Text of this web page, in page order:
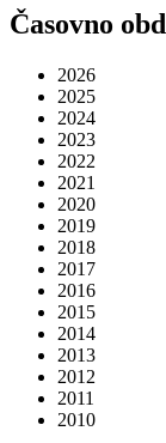
Časovno
2026
2025
2024
2023
2022
2021
2020
2019
2018
2017
2016
2015
2014
2013
2012
2011
2010